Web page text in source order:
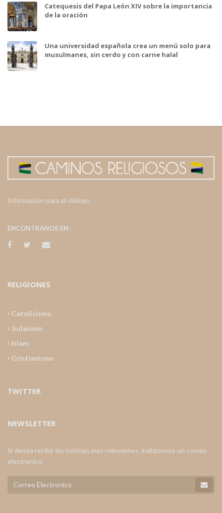
Catequesis del Papa León XIV sobre la importancia
de la oración
Una universidad española crea un menú solo para
musulmanes, sin cerdo y con carne halal
Información para el diálogo
ENCONTRANOS EN :
RELIGIONES
Catolicismo
Judaismo
Islam
Cristianismo
TWITTER
NEWSLETTER
Si desea recibir las noticias mas relevantes, indiquenos un correo
electronico